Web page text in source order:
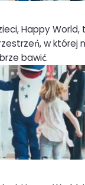
Happy World,
w której
bawić.